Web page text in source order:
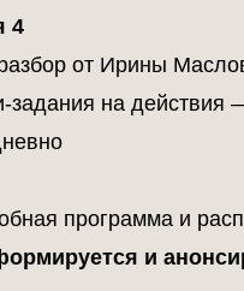
4
от Ирины
задания на действия
программа и
и